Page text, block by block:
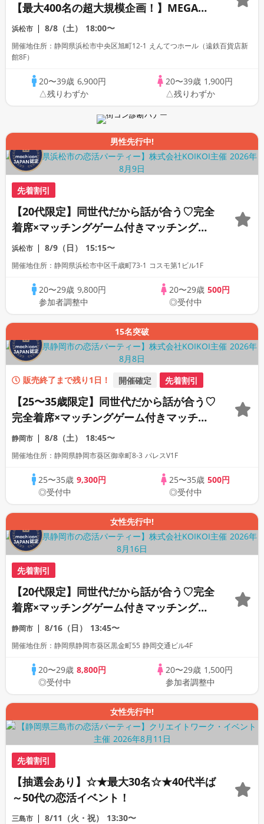
【最大400名の超大規模企画！】MEGA
LOVE FES～恋が動き出す出会いの祭典～
浜松市 8/8（土） 18:00〜
開催地住所：静岡県浜松市中央区旭町12-1 えんてつホール（遠鉄百貨店新
館8F）
20〜39歳 6,900円
△残りわずか
20〜39歳 1,900円
△残りわずか
男性先行中!
先着割引
【20代限定】同世代だから話が合う♡完全
着席×マッチングゲーム付きマッチングコ
ン
浜松市 8/9（日） 15:15〜
開催地住所：静岡県浜松市中区千歳町73-1 コスモ第1ビル1F
20〜29歳 9,800円
参加者調整中
20〜29歳 500円
◎受付中
15名突破
販売終了まで残り1日！ 開催確定 先着割引
【25〜35歳限定】同世代だから話が合う♡
完全着席×マッチングゲーム付きマッチン
グコン
静岡市 8/8（土） 18:45〜
開催地住所：静岡県静岡市葵区御幸町8-3 パレスV1F
25〜35歳9,300円
◎受付中
25〜35歳 500円
◎受付中
女性先行中!
先着割引
【20代限定】同世代だから話が合う♡完全
着席×マッチングゲーム付きマッチングコ
ン
静岡市 8/16（日） 13:45〜
開催地住所：静岡県静岡市葵区黒金町55 静岡交通ビル4F
20〜29歳8,800円
◎受付中
20〜29歳 1,500円
参加者調整中
女性先行中!
先着割引
【抽選会あり】☆★最大30名☆★40代半ば
～50代の恋活イベント！
三島市 8/11（火・祝） 13:30〜